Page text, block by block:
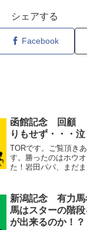
シェアする
Facebook
函館記念 回顧
りもせず・・・泣
TORです。ご覧頂き
す。勝ったのはホウ
た！岩田パパ、まだ
ウ...
新潟記念 有力
馬はスターの階
が出来るのか！？